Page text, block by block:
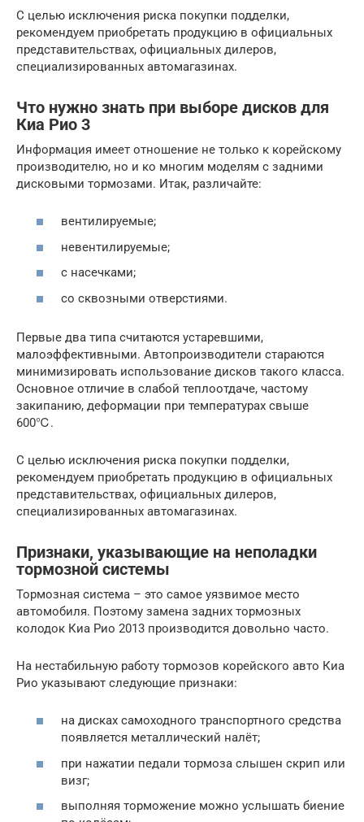
С целью исключения риска покупки подделки,
рекомендуем приобретать продукцию в официальных
представительствах, официальных дилеров,
специализированных автомагазинах.
Что нужно знать при выборе дисков для
Киа Рио 3
Информация имеет отношение не только к корейскому
производителю, но и ко многим моделям с задними
дисковыми тормозами. Итак, различайте:
вентилируемые;
невентилируемые;
с насечками;
со сквозными отверстиями.
Первые два типа считаются устаревшими,
малоэффективными. Автопроизводители стараются
минимизировать использование дисков такого класса.
Основное отличие в слабой теплоотдаче, частому
закипанию, деформации при температурах свыше
600℃.
С целью исключения риска покупки подделки,
рекомендуем приобретать продукцию в официальных
представительствах, официальных дилеров,
специализированных автомагазинах.
Признаки, указывающие на неполадки
тормозной системы
Тормозная система – это самое уязвимое место
автомобиля. Поэтому замена задних тормозных
колодок Киа Рио 2013 производится довольно часто.
На нестабильную работу тормозов корейского авто Киа
Рио указывают следующие признаки:
на дисках самоходного транспортного средства
появляется металлический налёт;
при нажатии педали тормоза слышен скрип или
визг;
выполняя торможение можно услышать биение